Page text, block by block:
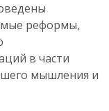
реформы,
в части
мышления и